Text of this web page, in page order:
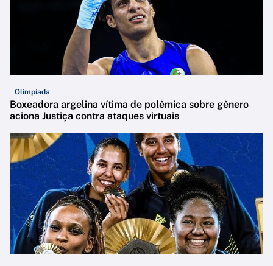
Olimpíada
Boxeadora argelina vítima de polêmica sobre gênero
aciona Justiça contra ataques virtuais